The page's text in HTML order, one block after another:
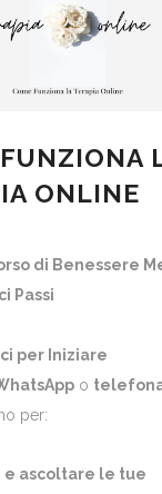
ONLINE
di Benessere
Passi
per Iniziare
o
per:
e ascoltare le tue